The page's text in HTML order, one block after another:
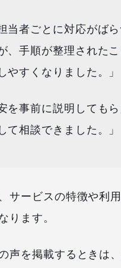
当者ごとに対応がば
、手順が整理された
やすくなりました。」
を事前に説明しても
て相談できました。」
サービスの特徴や利
ります。
声を掲載するときは